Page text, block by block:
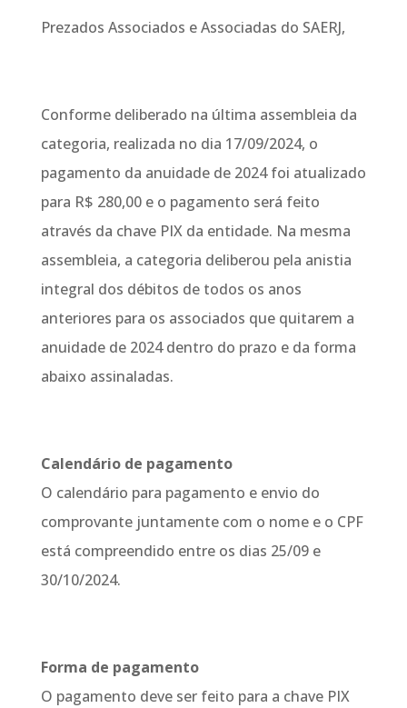
Prezados Associados e Associadas do SAERJ,
Conforme deliberado na última assembleia da
categoria, realizada no dia 17/09/2024, o
pagamento da anuidade de 2024 foi atualizado
para R$ 280,00 e o pagamento será feito
através da chave PIX da entidade. Na mesma
assembleia, a categoria deliberou pela anistia
integral dos débitos de todos os anos
anteriores para os associados que quitarem a
anuidade de 2024 dentro do prazo e da forma
abaixo assinaladas.
Calendário de pagamento
O calendário para pagamento e envio do
comprovante juntamente com o nome e o CPF
está compreendido entre os dias 25/09 e
30/10/2024.
Forma de pagamento
O pagamento deve ser feito para a chave PIX